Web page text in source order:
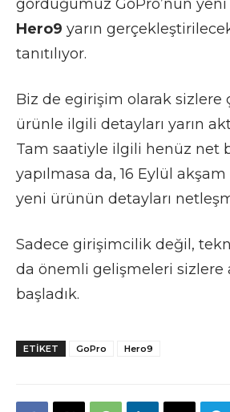
gördüğümüz GoPro’nun
Hero9 yarın
tanıtılıyor.
Biz de egirişim olarak sizlere
ürünle ilgili detayları yarın
Tam saatiyle ilgili henüz net
yapılmasa da, 16 Eylül
yeni ürünün detayları
Sadece girişimcilik değil,
da önemli gelişmeleri sizlere
başladık.
ETIKET GoPro Hero9